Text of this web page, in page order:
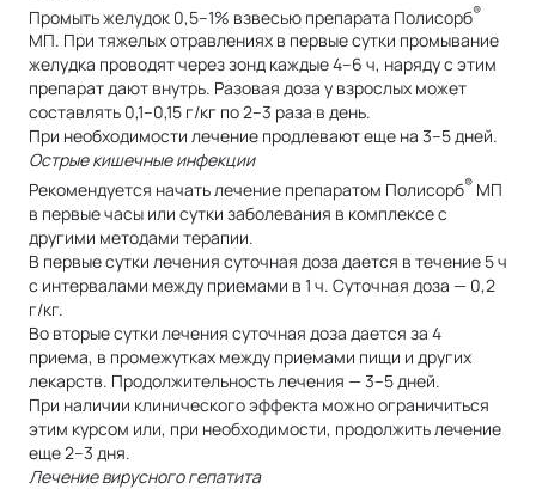
Промыть желудок 0,5–1% взвесью препарата Полисорб®
МП. При тяжелых отравлениях в первые сутки промывание
желудка проводят через зонд каждые 4–6 ч, наряду с этим
препарат дают внутрь. Разовая доза у взрослых может
составлять 0,1–0,15 г/кг по 2–3 раза в день.
При необходимости лечение продлевают еще на 3–5 дней.
Острые кишечные инфекции
Рекомендуется начать лечение препаратом Полисорб® МП
в первые часы или сутки заболевания в комплексе с
другими методами терапии.
В первые сутки лечения суточная доза дается в течение 5 ч
с интервалами между приемами в 1 ч. Суточная доза — 0,2
г/кг.
Во вторые сутки лечения суточная доза дается за 4
приема, в промежутках между приемами пищи и других
лекарств. Продолжительность лечения — 3–5 дней.
При наличии клинического эффекта можно ограничиться
этим курсом или, при необходимости, продолжить лечение
еще 2–3 дня.
Лечение вирусного гепатита